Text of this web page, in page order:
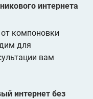
интернета
компоновки
для
вам
интернет без